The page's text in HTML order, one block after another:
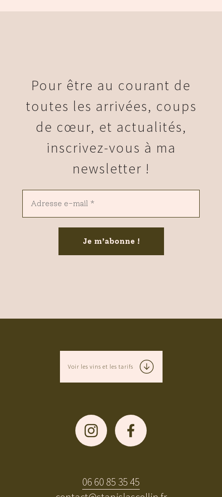
Pour être au courant de
toutes les arrivées, coups
de cœur, et actualités,
inscrivez-vous à ma
newsletter !
Voir les vins et les tarifs
06 60 85 35 45